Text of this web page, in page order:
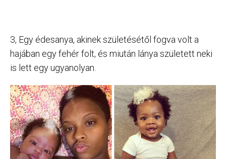
3, Egy édesanya, akinek születésétől fogva volt a
hajában egy fehér folt, és miután lánya született neki
is lett egy ugyanolyan.